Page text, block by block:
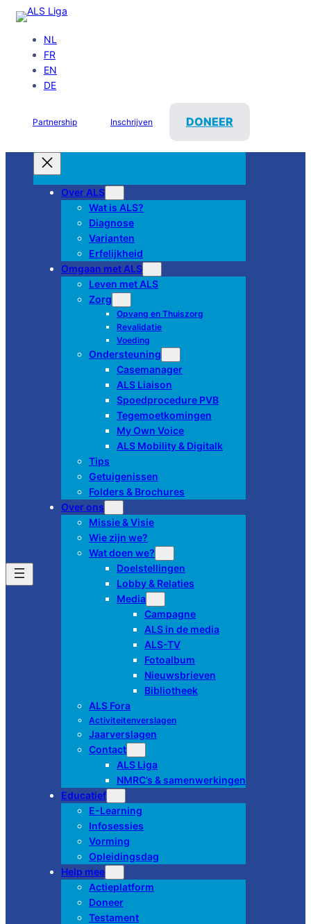
NL
FR
EN
DE
Partnership Inschrijven DONEER
Over ALS
Wat is ALS?
Diagnose
Varianten
Erfelijkheid
Omgaan met ALS
Leven met ALS
Zorg
Opvang en Thuiszorg
Revalidatie
Voeding
Ondersteuning
Casemanager
ALS Liaison
Spoedprocedure PVB
Tegemoetkomingen
My Own Voice
ALS Mobility & Digitalk
Tips
Getuigenissen
Folders & Brochures
Over ons
Missie & Visie
Wie zijn we?
Wat doen we?
Doelstellingen
Lobby & Relaties
Media
Campagne
ALS in de media
ALS-TV
Fotoalbum
Nieuwsbrieven
Bibliotheek
ALS Fora
Activiteitenverslagen
Jaarverslagen
Contact
ALS Liga
NMRC’s & samenwerkingen
Educatief
E-Learning
Infosessies
Vorming
Opleidingsdag
Help mee
Actieplatform
Doneer
Testament